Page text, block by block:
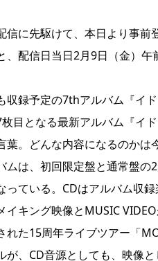
信に先駆けて、本日より事
、配信日当日2月9日（金）
収録予定の7thアルバム『イ
目となる最新アルバム『イ
葉。どんな内容になるのかは
ムは、初回限定盤と通常盤
っている。CDはアルバム収
イキング映像とMUSIC
れた15周年ライブツアー「
が、CD音源としても、映像と